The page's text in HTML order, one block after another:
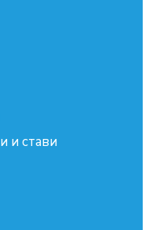
и стави